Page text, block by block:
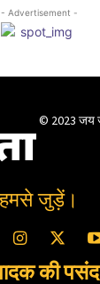
- Advertisement -
© 2023 जय
हमसे जुड़ें।
की पसंद